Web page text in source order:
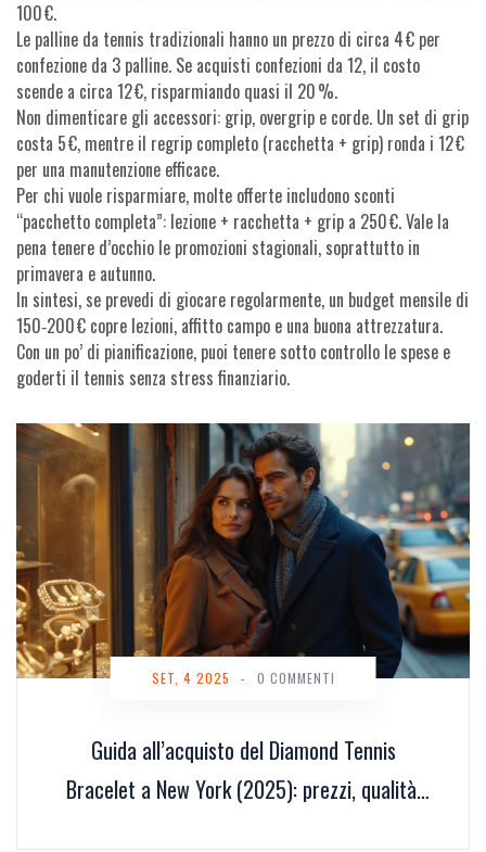
100 €.
Le palline da tennis tradizionali hanno un prezzo di circa 4 € per
confezione da 3 palline. Se acquisti confezioni da 12, il costo
scende a circa 12 €, risparmiando quasi il 20 %.
Non dimenticare gli accessori: grip, overgrip e corde. Un set di grip
costa 5 €, mentre il regrip completo (racchetta + grip) ronda i 12 €
per una manutenzione efficace.
Per chi vuole risparmiare, molte offerte includono sconti
“pacchetto completa”: lezione + racchetta + grip a 250 €. Vale la
pena tenere d’occhio le promozioni stagionali, soprattutto in
primavera e autunno.
In sintesi, se prevedi di giocare regolarmente, un budget mensile di
150‑200 € copre lezioni, affitto campo e una buona attrezzatura.
Con un po’ di pianificazione, puoi tenere sotto controllo le spese e
goderti il tennis senza stress finanziario.
Guida all’acquisto del Diamond Tennis
Bracelet a New York (2025): prezzi, qualità,
SET, 4 2025 - 0 COMMENTI